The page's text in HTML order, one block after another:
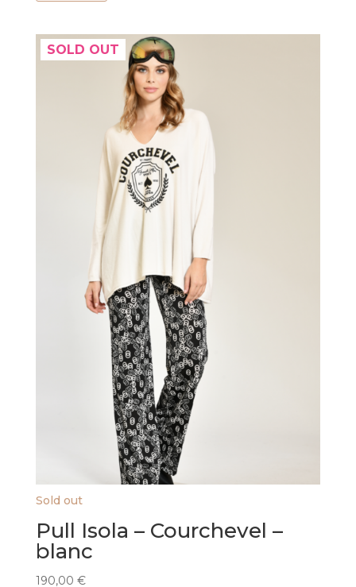
SOLD OUT
Sold out
Pull Isola – Courchevel –
blanc
190,00 €